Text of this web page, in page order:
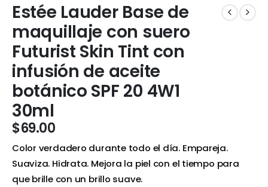
Estée Lauder Base de
maquillaje con suero
Futurist Skin Tint con
infusión de aceite
botánico SPF 20 4W1
30ml
$69.00
Color verdadero durante todo el día. Empareja.
Suaviza. Hidrata. Mejora la piel con el tiempo para
que brille con un brillo suave.